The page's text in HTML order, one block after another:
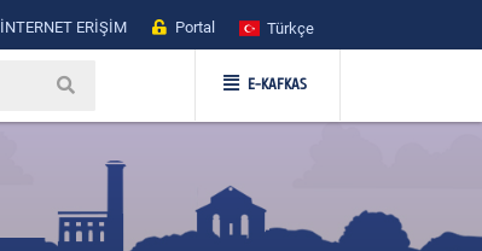
İNTERNET ERİŞİM Portal Türkçe
E-KAFKAS